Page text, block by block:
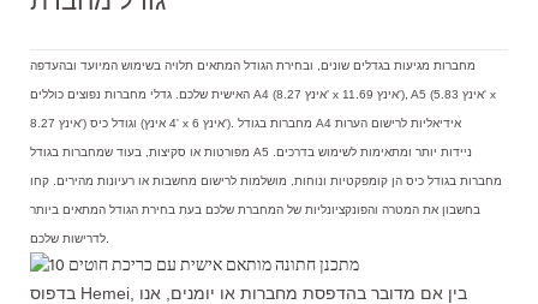
מחברות מגיעות בגדלים שונים, ובחירת הגודל המתאים תלויה בשימוש המיועד ובהעדפה
האישית שלכם. גדלי מחברות נפוצים כוללים A4 (8.27 אינץ' x 11.69 אינץ'), A5 (5.83 אינץ' x
8.27 אינץ') וגודל כיס (4 אינץ' x 6 אינץ'). מחברות בגודל A4 אידיאליות לרישום הערות
מפורטות או סקיצות, בעוד שמחברות בגודל A5 ניידות יותר ומתאימות לשימוש בדרכים.
מחברות בגודל כיס הן קומפקטיות ונוחות, מושלמות לרישום מחשבות או רעיונות מהירים. קחו
בחשבון את המטרה והפונקציונליות של המחברת שלכם בעת בחירת הגודל המתאים ביותר
בדפוס Hemei, בין אם מדובר בהדפסת מחברות או יומנים, אנו